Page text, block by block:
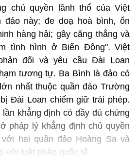
chủ quyền lãnh thổ của Việt
đảo này; đe doạ hoà bình, ổn
hàng hải; gây căng thẳng và
tình hình ở Biển Đông". Việt
đối và yêu cầu Đài Loan
tương tự. Ba Bình là đảo có
nhất thuộc quần đảo Trường
Đài Loan chiếm giữ trái phép.
khẳng định có đầy đủ chứng
pháp lý khẳng định chủ quyền
hai quần đảo Hoàng Sa và
với luật pháp quốc tế.